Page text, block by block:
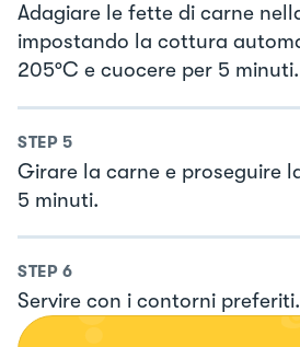
Adagiare le fette di carne
impostando la cottura
205°C e cuocere per 5 minuti.
STEP 5
Girare la carne e proseguire
5 minuti.
STEP 6
Servire con i contorni preferiti.